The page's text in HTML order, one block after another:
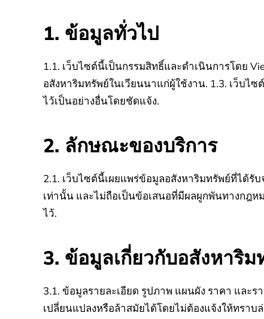
1. ข้อมูลทั่วไป
1.1. เว็บไซต์นี้เป็นกรรมสิทธิ์และดำเนินการโดย
อสังหาริมทรัพย์ในเวียนนาแก่ผู้ใช้งาน. 1.3. เว็บไ
ไว้เป็นอย่างอื่นโดยชัดแจ้ง.
2. ลักษณะของบริการ
2.1. เว็บไซต์นี้เผยแพร่ข้อมูลอสังหาริมทรัพย์ที่ได้รั
เท่านั้น และไม่ถือเป็นข้อเสนอที่มีผลผูกพันทางกฎห
ไว้.
3. ข้อมูลเกี่ยวกับอสังหาริม
3.1. ข้อมูลรายละเอียด รูปภาพ แผนผัง ราคา และ
เปลี่ยนแปลงหรือล้าสมัยได้โดยไม่ต้องแจ้งให้ทราบ